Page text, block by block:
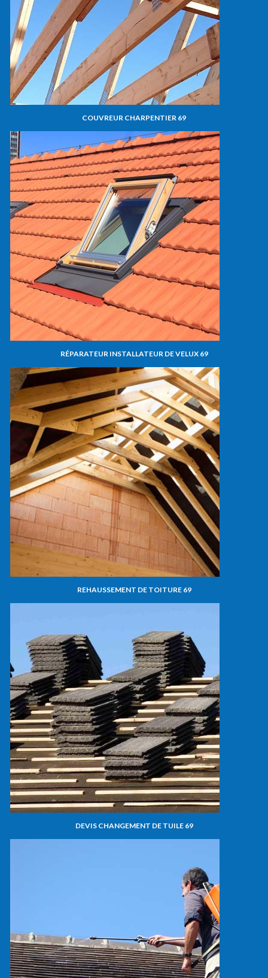
COUVREUR CHARPENTIER 69
RÉPARATEUR INSTALLATEUR DE VELUX 69
REHAUSSEMENT DE TOITURE 69
DEVIS CHANGEMENT DE TUILE 69